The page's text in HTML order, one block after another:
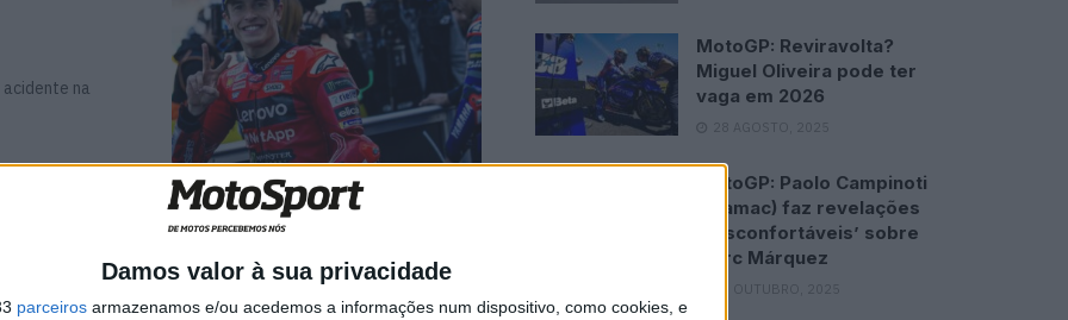
Damos valor à sua privacidade
parceiros armazenamos e/ou acedemos a informações num dispositivo, como cookies, e
acidente na
os
MotoGP: Reviravolta?
Miguel Oliveira pode ter
vaga em 2026
28 AGOSTO, 2025
MotoGP: Paolo Campinoti
(Pramac) faz revelações
‘desconfortáveis’ sobre
Marc Márquez
16 OUTUBRO, 2025